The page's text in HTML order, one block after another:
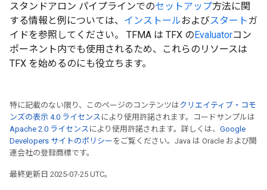
スタンドアロン パイプラインでのセットアップ方法に関
する情報と例については、 インストールおよびスタート ガ
イドを参照してください。 TFMA は TFX のEvaluatorコン
ポーネント内でも使用されるため、これらのリソースは
TFX を始めるのにも役立ちます。
特に記載のない限り、このページのコンテンツはクリエイティブ・コモ
ンズの表示 4.0 ライセンス により使用許諾されます。コードサンプルは
Apache 2.0 ライセンス により使用許諾されます。詳しくは、 Google
Developers サイトのポリシー をご覧ください。Java は Oracle および関
連会社の登録商標です。
最終更新日 2025-07-25 UTC。